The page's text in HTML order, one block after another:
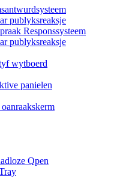
publyksreaksje
Responssysteem
publyksreaksje
wytboerd
panielen
Qpen